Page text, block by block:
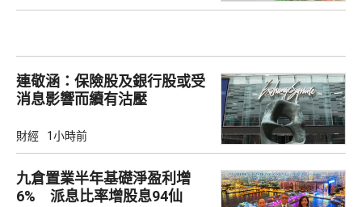
連敬涵：保險股及銀行股或受
消息影響而續有沽壓
財經 1小時前
九倉置業半年基礎淨盈利增
6% 派息比率增股息94仙